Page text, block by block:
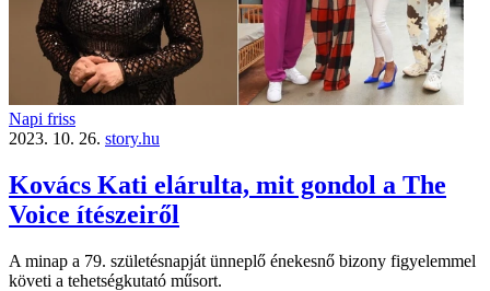
Napi friss
2023. 10. 26. story.hu
Kovács Kati elárulta, mit gondol a The
Voice ítészeiről
A minap a 79. születésnapját ünneplő énekesnő bizony figyelemmel
követi a tehetségkutató műsort.